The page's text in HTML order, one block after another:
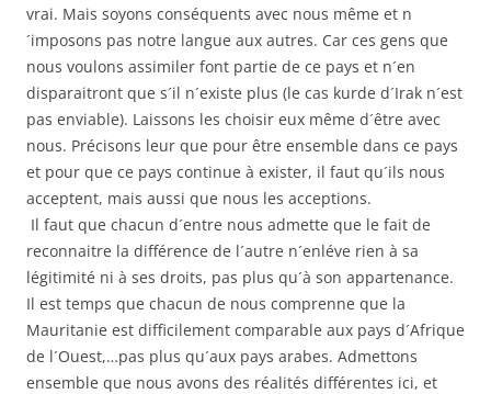
vrai. Mais soyons conséquents avec nous même et n
´imposons pas notre langue aux autres. Car ces gens que
nous voulons assimiler font partie de ce pays et n´en
disparaitront que s´il n´existe plus (le cas kurde d´Irak n´est
pas enviable). Laissons les choisir eux même d´être avec
nous. Précisons leur que pour être ensemble dans ce pays
et pour que ce pays continue à exister, il faut qu´ils nous
acceptent, mais aussi que nous les acceptions.
Il faut que chacun d´entre nous admette que le fait de
reconnaitre la différence de l´autre n´enléve rien à sa
légitimité ni à ses droits, pas plus qu´à son appartenance.
Il est temps que chacun de nous comprenne que la
Mauritanie est difficilement comparable aux pays d´Afrique
de l´Ouest,…pas plus qu´aux pays arabes. Admettons
ensemble que nous avons des réalités différentes ici, et